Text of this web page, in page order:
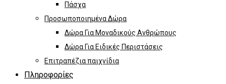
Πάσχα
Προσωποποιημένα Δώρα
Δώρα Για Μοναδικούς Ανθρώπους
Δώρα Για Ειδικές Περιστάσεις
Επιτραπέζια παιχνίδια
Πληροφορίες